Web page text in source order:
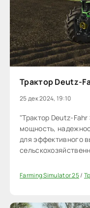
Трактор Deutz-
25 дек 2024, 19:10
"Трактор Deutz-
мощность,
для эффективного
Farming Simulator 25/